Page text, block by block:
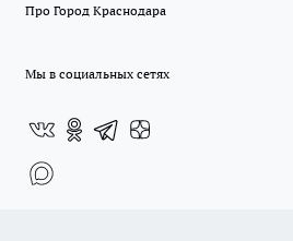
Про Город Краснодара
Мы в социальных сетях